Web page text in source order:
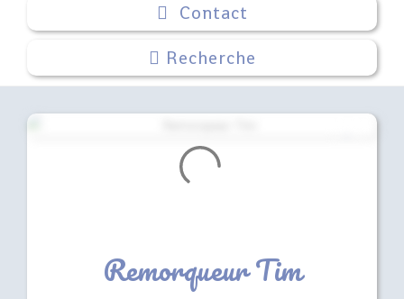
Contact
Remorqueur Tim